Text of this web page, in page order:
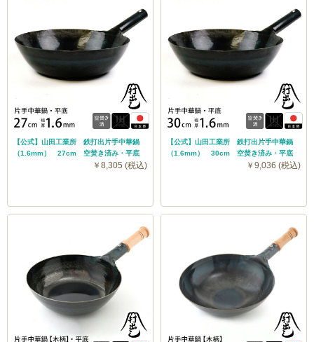
【公式】山田工業所 鉄打出片手中華鍋
（1.6mm） 27cm 空焚き済み・平底
￥8,305 (税込)
【公式】山田工業所 鉄打出片手中華鍋
（1.6mm） 30cm 空焚き済み・平底
￥9,036 (税込)